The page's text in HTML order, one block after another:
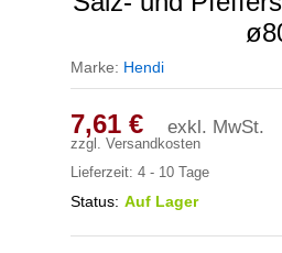
Marke: Hendi
7,61 € exkl. MwSt.
zzgl. Versandkosten
Lieferzeit: 4 - 10 Tage
Status: Auf Lager